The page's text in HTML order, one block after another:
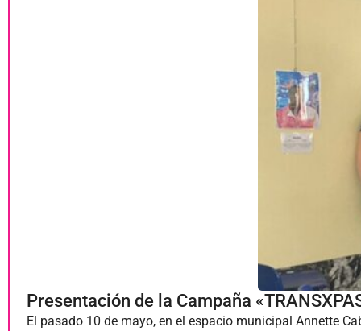
Presentación de la Campaña
El pasado 10 de mayo, en el espacio municipal Annette